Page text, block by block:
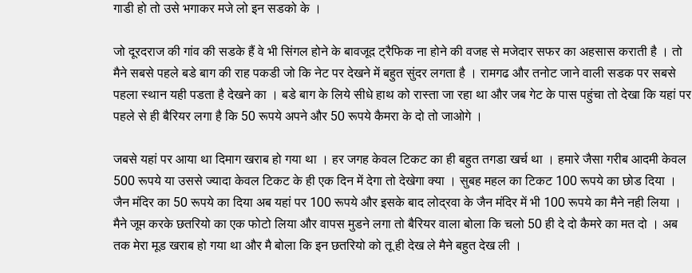
गाडी हो तो उसे भगाकर मजे लो इन सडको के ।
जो दूरदराज की गांव की सडके हैं वे भी सिंगल होने के बावजूद ट्रैफिक ना होने की वजह से मजेदार सफर का अहसास कराती है । तो
मैने सबसे पहले बडे बाग की राह पकडी जो कि नेट पर देखने में बहुत सुंदर लगता है । रामगढ और तनोट जाने वाली सडक पर सबसे
पहला स्थान यही पडता है देखने का । बडे बाग के लिये सीधे हाथ को रास्ता जा रहा था और जब गेट के पास पहुंचा तो देखा कि यहां पर
पहले से ही बैरियर लगा है कि 50 रूपये अपने और 50 रूपये कैमरा के दो तो जाओगे ।
जबसे यहां पर आया था दिमाग खराब हो गया था । हर जगह केवल टिकट का ही बहुत तगडा खर्च था । हमारे जैसा गरीब आदमी केवल
500 रूपये या उससे ज्यादा केवल टिकट के ही एक दिन में देगा तो देखेगा क्या । सुबह महल का​ टिकट 100 रूपये का छोड दिया ।
जैन मंदिर का 50 रूपये का दिया अब यहां पर 100 रूपये और इसके बाद लोद्रवा के जैन मंदिर में भी 100 रूपये का मैने नही लिया ।
मैने जूम करके छतरियो का एक फोटो लिया और वापस मुडने लगा तो बैरियर वाला बोला कि चलो 50 ही दे दो कैमरे का मत दो । अब
तक मेरा मूड खराब हो गया था और मै बोला कि इन छतरियो को तू ही देख ले मैने बहुत देख ली ।